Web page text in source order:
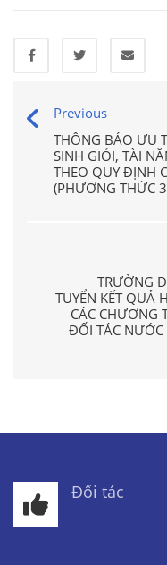
Previous
THÔNG BÁO ƯU
SINH GIỎI, TÀI
THEO QUY ĐỊNH
(PHƯƠNG THỨC
TRƯỜNG
TUYỂN KẾT QUẢ
CÁC CHƯƠNG
ĐỐI TÁC
Đối tác